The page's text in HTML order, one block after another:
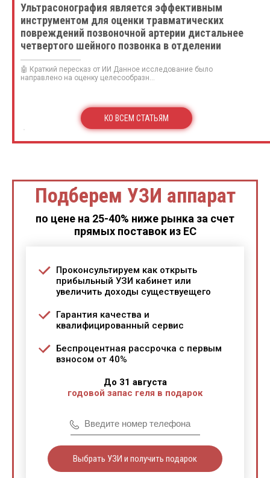
Ультрасонография является эффективным
инструментом для оценки травматических
повреждений позвоночной артерии дистальнее
четвертого шейного позвонка в отделении
неотложной помощи
🤖 Краткий пересказ от ИИ Данное исследование было
направлено на оценку целесообразн...
КО ВСЕМ СТАТЬЯМ
Подберем УЗИ аппарат
по цене на 25-40% ниже рынка за счет
прямых поставок из ЕС
Проконсультируем как открыть
прибыльный УЗИ кабинет или
увеличить доходы существуещего
Гарантия качества и
квалифицированный сервис
Беспроцентная рассрочка с первым
взносом от 40%
До 31 августа
годовой запас геля в подарок
Выбрать УЗИ и получить подарок